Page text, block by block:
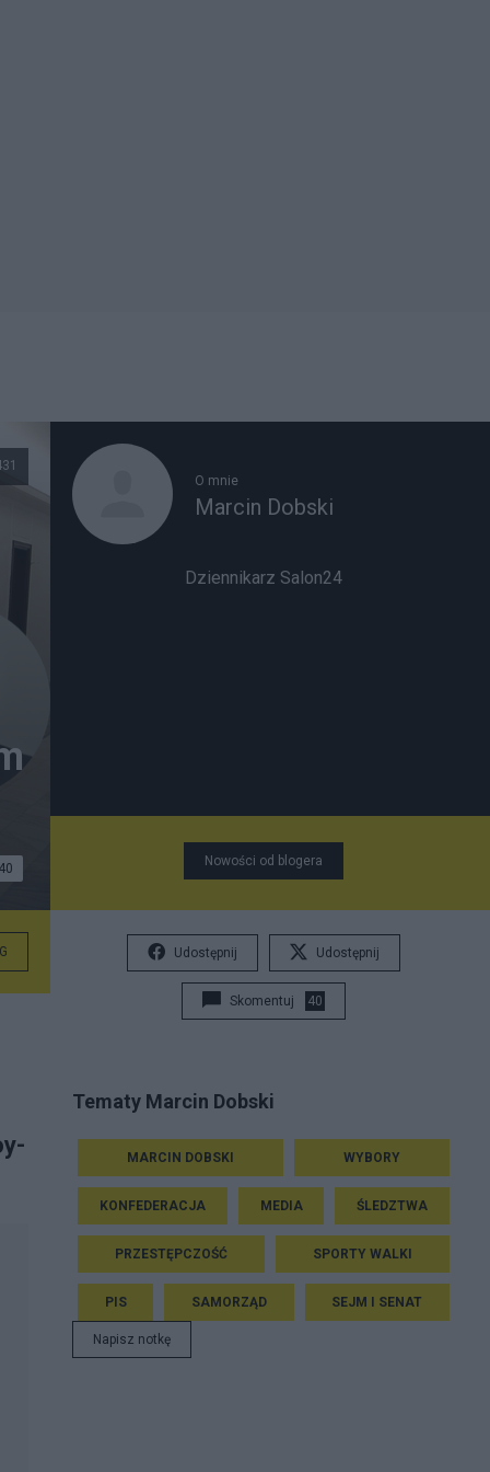
40
O mnie
Marcin Dobski
Dziennikarz Salon24
Nowości od blogera
Udostępnij Udostępnij
Skomentuj 40
Tematy Marcin Dobski
MARCIN DOBSKI WYBORY
KONFEDERACJA MEDIA ŚLEDZTWA
PRZESTĘPCZOŚĆ SPORTY WALKI
PIS SAMORZĄD SEJM I SENAT
Napisz notkę